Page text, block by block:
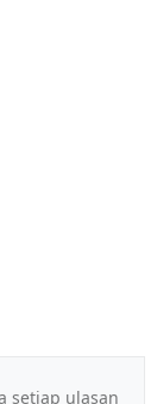
setiap ulasan